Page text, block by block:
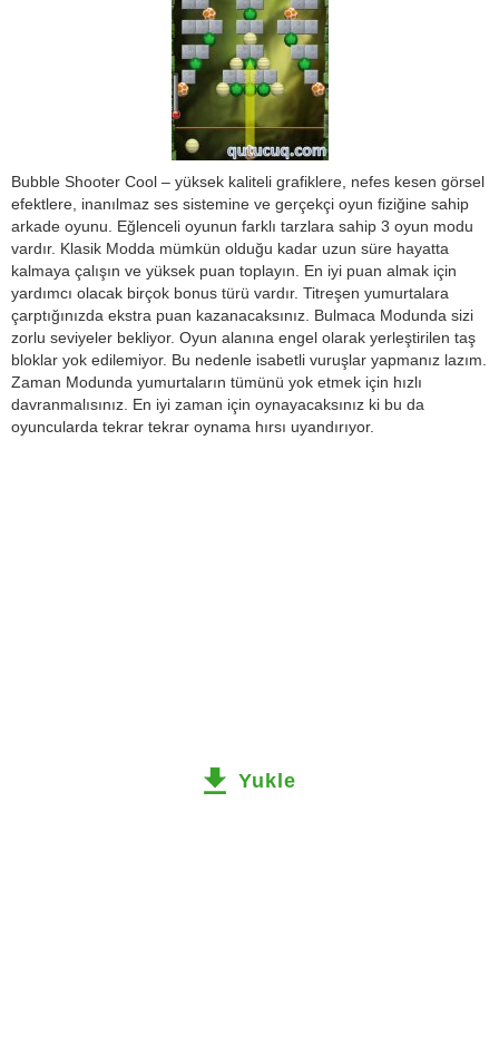
Bubble Shooter Cool – yüksek kaliteli grafiklere, nefes kesen görsel
efektlere, inanılmaz ses sistemine ve gerçekçi oyun fiziğine sahip
arkade oyunu. Eğlenceli oyunun farklı tarzlara sahip 3 oyun modu
vardır. Klasik Modda mümkün olduğu kadar uzun süre hayatta
kalmaya çalışın ve yüksek puan toplayın. En iyi puan almak için
yardımcı olacak birçok bonus türü vardır. Titreşen yumurtalara
çarptığınızda ekstra puan kazanacaksınız. Bulmaca Modunda sizi
zorlu seviyeler bekliyor. Oyun alanına engel olarak yerleştirilen taş
bloklar yok edilemiyor. Bu nedenle isabetli vuruşlar yapmanız lazım.
Zaman Modunda yumurtaların tümünü yok etmek için hızlı
davranmalısınız. En iyi zaman için oynayacaksınız ki bu da
oyuncularda tekrar tekrar oynama hırsı uyandırıyor.
Yukle